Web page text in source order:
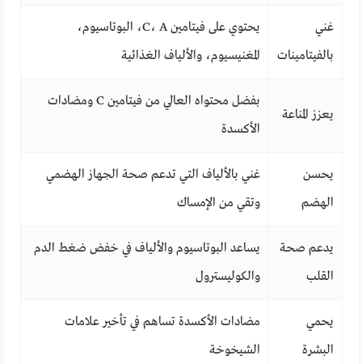
غني
بالفيتامينات
يحتوي على فيتامين C، A، البوتاسيوم،
المغنيسيوم، والألياف الغذائية
يعزز المناعة
بفضل محتواه العالي من فيتامين C ومضادات
الأكسدة
يحسن
الهضم
غني بالألياف التي تدعم صحة الجهاز الهضمي
وتقي من الإمساك
يدعم صحة
القلب
يساعد البوتاسيوم والألياف في خفض ضغط الدم
والكوليسترول
يحمي
البشرة
مضادات الأكسدة تساهم في تأخير علامات
الشيخوخة